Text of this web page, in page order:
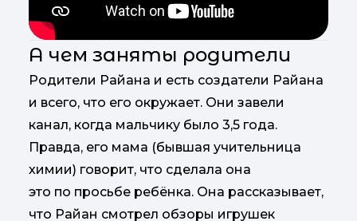
А чем заняты родители
Родители Райана и есть создатели Райана
и всего, что его окружает. Они завели
канал, когда мальчику было 3,5 года.
Правда, его мама (бывшая учительница
химии) говорит, что сделала она
это по просьбе ребёнка. Она рассказывает,
что Райан смотрел обзоры игрушек